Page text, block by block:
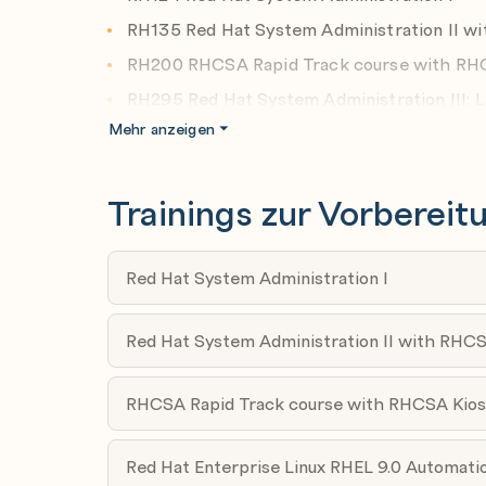
Discuss the basic operation of SQL-based
queries for troubleshooting, and be able
them with virtual hosts and TLS-based
Optimize web server traffic
Improve performance of your web
being served and HAProxy to terminate
servers.
Provide file-based network storage
Deliver simple file-based network shares
RH135 Red Hat System Administration II
RH200 RHCSA Rapid Track course with
RH295 Red Hat System Administration III:
Exam
Mehr anzeigen
Trainings zur
Red Hat System Administration I
Red Hat System Administration II with
RHCSA Rapid Track course with RHCSA
Red Hat Enterprise Linux RHEL 9.0